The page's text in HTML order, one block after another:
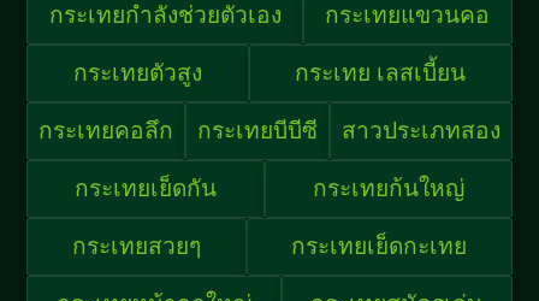
กระเทยกำลังช่วยตัวเอง กระเทยแขวนคอ
กระเทยตัวสูง กระเทย เลสเบี้ยน
กระเทยคอลึก กระเทยบีบีซี สาวประเภทสอง
กระเทยเย็ดกัน กระเทยก้นใหญ่
กระเทยสวยๆ กระเทยเย็ดกะเทย